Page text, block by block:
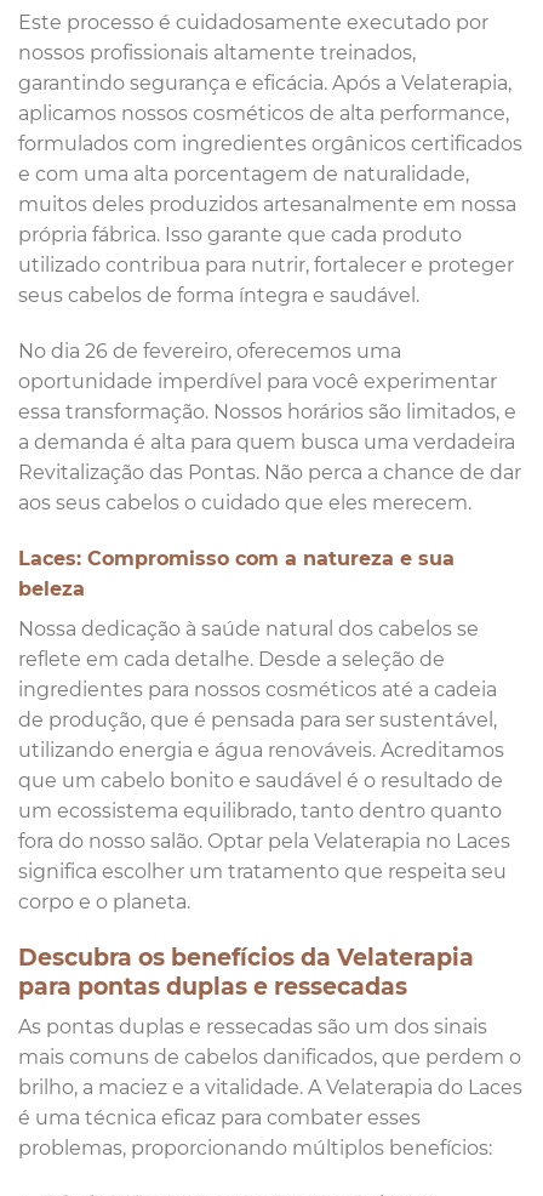
Este processo é cuidadosamente executado por
nossos profissionais altamente treinados,
garantindo segurança e eficácia. Após a Velaterapia,
aplicamos nossos cosméticos de alta performance,
formulados com ingredientes orgânicos certificados
e com uma alta porcentagem de naturalidade,
muitos deles produzidos artesanalmente em nossa
própria fábrica. Isso garante que cada produto
utilizado contribua para nutrir, fortalecer e proteger
seus cabelos de forma íntegra e saudável.
No dia 26 de fevereiro, oferecemos uma
oportunidade imperdível para você experimentar
essa transformação. Nossos horários são limitados, e
a demanda é alta para quem busca uma verdadeira
Revitalização das Pontas. Não perca a chance de dar
aos seus cabelos o cuidado que eles merecem.
Laces: Compromisso com a natureza e sua
beleza
Nossa dedicação à saúde natural dos cabelos se
reflete em cada detalhe. Desde a seleção de
ingredientes para nossos cosméticos até a cadeia
de produção, que é pensada para ser sustentável,
utilizando energia e água renováveis. Acreditamos
que um cabelo bonito e saudável é o resultado de
um ecossistema equilibrado, tanto dentro quanto
fora do nosso salão. Optar pela Velaterapia no Laces
significa escolher um tratamento que respeita seu
corpo e o planeta.
Descubra os benefícios da Velaterapia
para pontas duplas e ressecadas
As pontas duplas e ressecadas são um dos sinais
mais comuns de cabelos danificados, que perdem o
brilho, a maciez e a vitalidade. A Velaterapia do Laces
é uma técnica eficaz para combater esses
problemas, proporcionando múltiplos benefícios: